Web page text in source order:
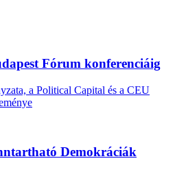
Fórum konferenciáig
a Political Capital és a CEU
Demokráciák